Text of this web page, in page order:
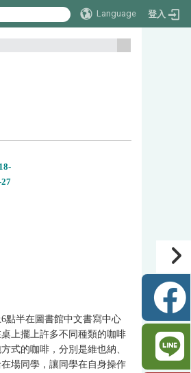
Language 登入
:::
半在圖書館中文書寫中心
上擺上許多不同種類的咖啡
式的咖啡，分別是維也納、
場同學，讓同學在自身操作